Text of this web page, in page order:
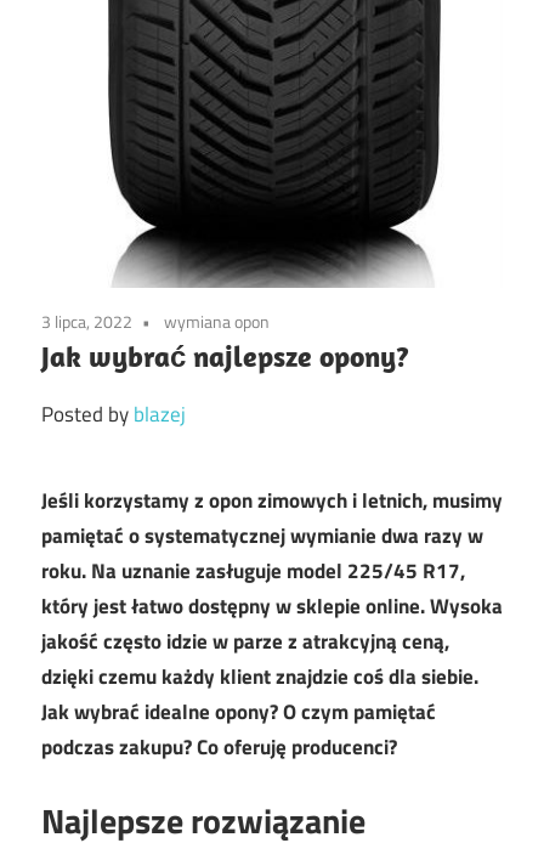
3 lipca, 2022 wymiana opon
Jak wybrać najlepsze opony?
Posted byblazej
Jeśli korzystamy z opon zimowych i letnich, musimy
pamiętać o systematycznej wymianie dwa razy w
roku. Na uznanie zasługuje model 225/45 R17,
który jest łatwo dostępny w sklepie online. Wysoka
jakość często idzie w parze z atrakcyjną ceną,
dzięki czemu każdy klient znajdzie coś dla siebie.
Jak wybrać idealne opony? O czym pamiętać
podczas zakupu? Co oferuję producenci?
Najlepsze rozwiązanie